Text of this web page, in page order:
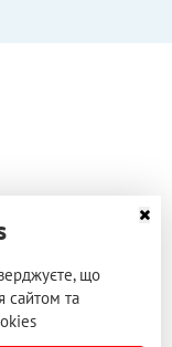
що
сайтом та